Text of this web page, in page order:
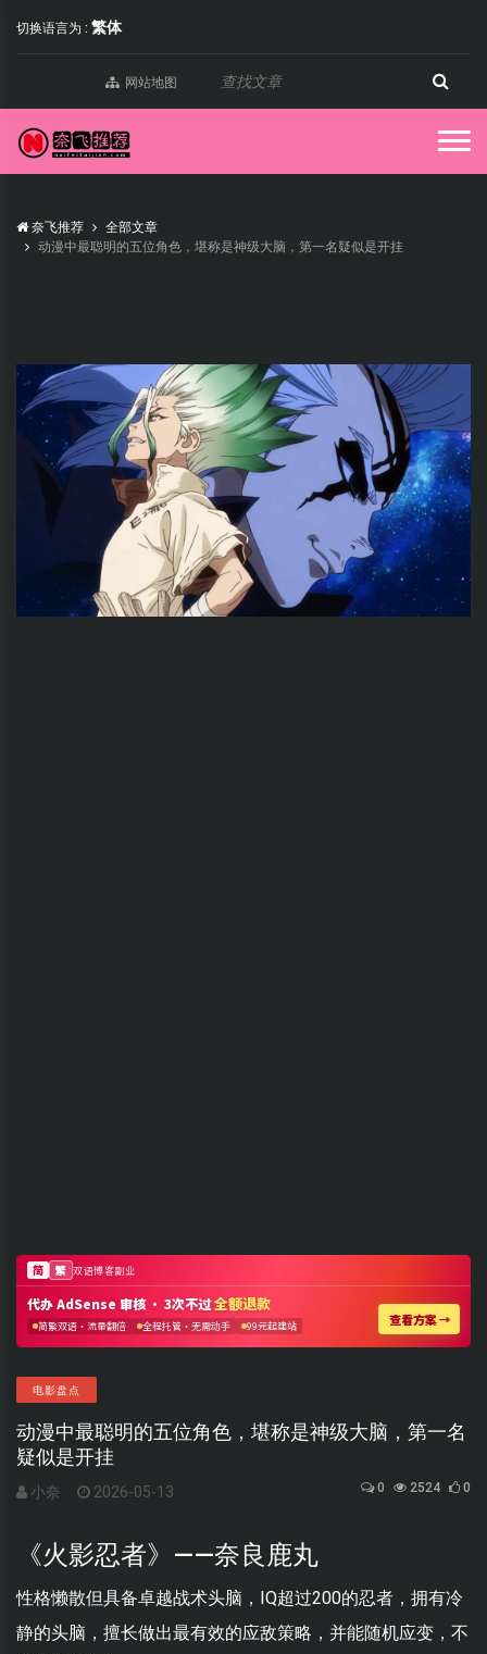
切换语言为 : 繁体
网站地图
奈飞推荐
全部文章
动漫中最聪明的五位角色，堪称是神级大脑，第一名疑似是开挂
电影盘点
动漫中最聪明的五位角色，堪称是神级大脑，第一名
疑似是开挂
小奈 2026-05-13 0 2524 0
《火影忍者》——奈良鹿丸
性格懒散但具备卓越战术头脑，IQ超过200的忍者，拥有冷
静的头脑，擅长做出最有效的应敌策略，并能随机应变，不